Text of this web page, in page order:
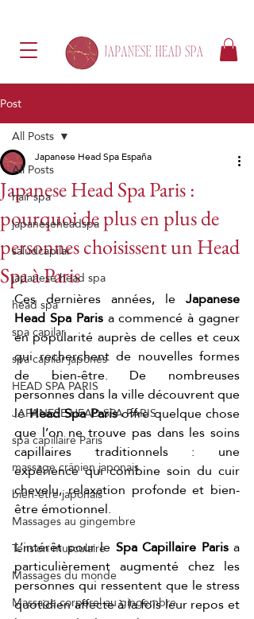
Post
All Posts
hair spa
japaneseheadspa
saludcapilar
japanese head spa
head spa
spa capilar
spa capilar japonés
HEAD SPA PARIS
JAPANESE HEAD SPA PARIS
spa capillaire Paris
massage crânien japonais
bien-être japonais
Massages au gingembre
Tension musculaire
Massages du monde
Massage corporel au gingembre
All Posts
Japanese Head Spa Paris :
pourquoi de plus en plus de
personnes choisissent un Head
Spa à Paris
Japanese Head Spa España
Ces dernières années, le Japanese
Head Spa Paris a commencé à gagner
en popularité auprès de celles et ceux
qui recherchent de nouvelles formes
de bien-être. De nombreuses
personnes dans la ville découvrent que
le Head Spa Paris offre quelque chose
que l’on ne trouve pas dans les soins
capillaires traditionnels : une
expérience qui combine soin du cuir
chevelu, relaxation profonde et bien-
être émotionnel.
L’intérêt pour le Spa Capillaire Paris a
particulièrement augmenté chez les
personnes qui ressentent que le stress
quotidien affecte à la fois leur repos et